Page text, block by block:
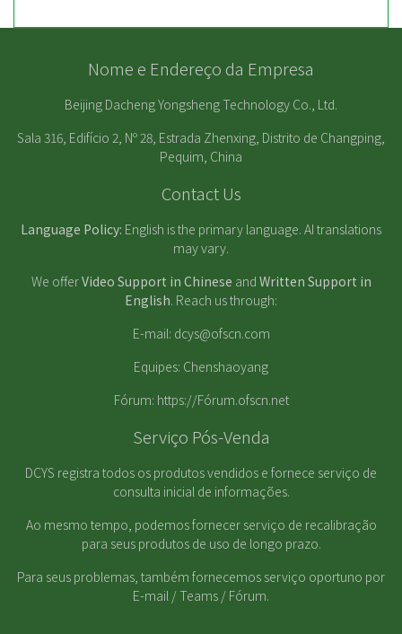
Nome e Endereço da Empresa
Beijing Dacheng Yongsheng Technology Co., Ltd.
Sala 316, Edifício 2, Nº 28, Estrada Zhenxing, Distrito de Changping,
Pequim, China
Contact Us
Language Policy: English is the primary language. AI translations
may vary.
We offerVideo Support in Chinese and Written Support in
English. Reach us through:
E-mail: dcys@ofscn.com
Equipes: Chenshaoyang
Fórum: https://Fórum.ofscn.net
Serviço Pós-Venda
DCYS registra todos os produtos vendidos e fornece serviço de
consulta inicial de informações.
Ao mesmo tempo, podemos fornecer serviço de recalibração
para seus produtos de uso de longo prazo.
Para seus problemas, também fornecemos serviço oportuno por
E-mail / Teams / Fórum.